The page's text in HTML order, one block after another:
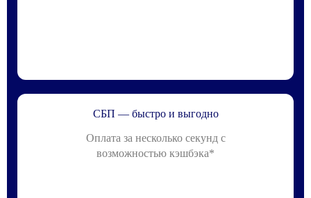
СБП — быстро и выгодно
Оплата за несколько секунд с
возможностью кэшбэка*